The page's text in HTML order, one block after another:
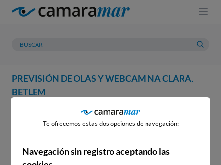
PREVISIÓN DE OLAS Y WEBCAM NA CLARA,
BETLEM
PREVISIÓN METEOROLOGÍA
WEBCAM NA CLARA, BETLEM
Te ofrecemos estas dos opciones de navegación:
Navegación sin registro aceptando las